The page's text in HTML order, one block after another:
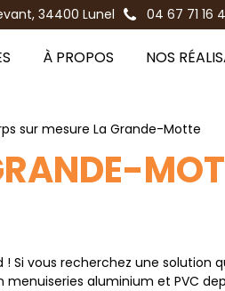
34400 Lunel 04 67 71 16
À PROPOS NOS
sur mesure La Grande-Motte
Si vous recherchez une solution
aluminium et PVC